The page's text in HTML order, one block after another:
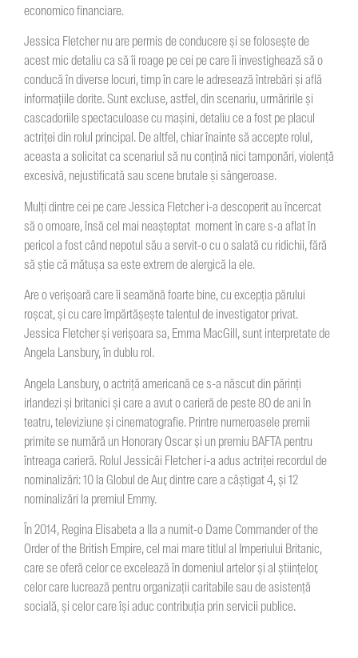
economico financiare.
Jessica Fletcher nu are permis de conducere și se folosește de
acest mic detaliu ca să îi roage pe cei pe care îi investighează să o
conducă în diverse locuri, timp în care le adresează întrebări și află
informațiile dorite. Sunt excluse, astfel, din scenariu, urmăririle și
cascadoriile spectaculoase cu mașini, detaliu ce a fost pe placul
actriței din rolul principal. De altfel, chiar înainte să accepte rolul,
aceasta a solicitat ca scenariul să nu conțină nici tamponări, violență
excesivă, nejustificată sau scene brutale și sângeroase.
Mulți dintre cei pe care Jessica Fletcher i-a descoperit au încercat
să o omoare, însă cel mai neașteptat moment în care s-a aflat în
pericol a fost când nepotul său a servit-o cu o salată cu ridichii, fără
să știe că mătușa sa este extrem de alergică la ele.
Are o verișoară care îi seamănă foarte bine, cu excepția părului
roșcat, și cu care împărtășește talentul de investigator privat.
Jessica Fletcher și verișoara sa, Emma MacGill, sunt interpretate de
Angela Lansbury, în dublu rol.
Angela Lansbury, o actriță americană ce s-a născut din părinți
irlandezi și britanici și care a avut o carieră de peste 80 de ani în
teatru, televiziune și cinematografie. Printre numeroasele premii
primite se numără un Honorary Oscar și un premiu BAFTA pentru
întreaga carieră. Rolul Jessicăi Fletcher i-a adus actriței recordul de
nominalizări: 10 la Globul de Aur, dintre care a câștigat 4, și 12
nominalizări la premiul Emmy.
În 2014, Regina Elisabeta a IIa a numit-o Dame Commander of the
Order of the British Empire, cel mai mare titlul al Imperiului Britanic,
care se oferă celor ce excelează în domeniul artelor și al științelor,
celor care lucrează pentru organizații caritabile sau de asistență
socială, și celor care își aduc contribuția prin servicii publice.